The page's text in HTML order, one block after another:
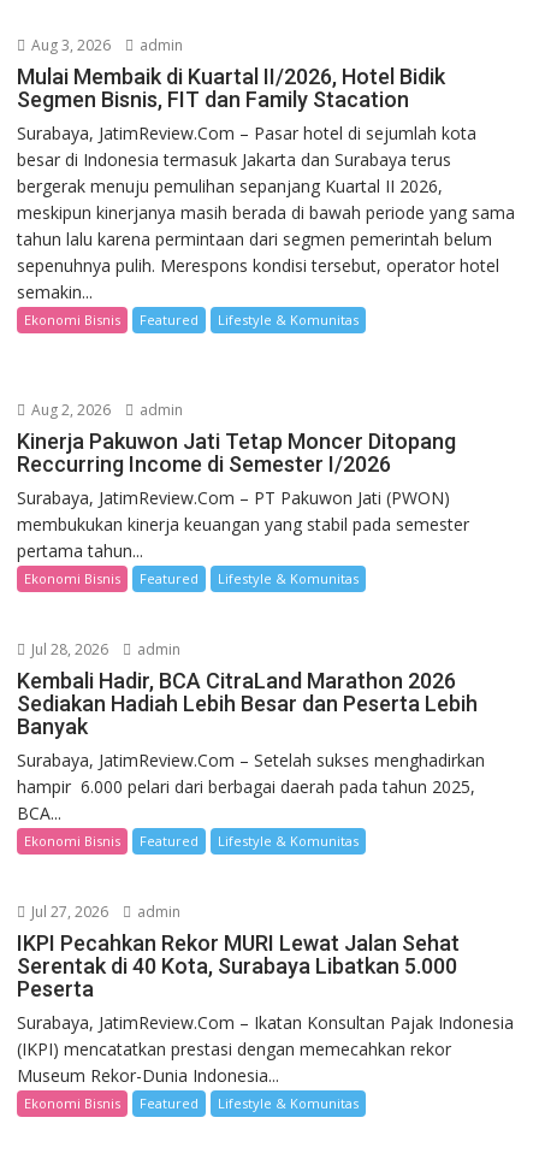
Aug 3, 2026 admin
Mulai Membaik di Kuartal II/2026, Hotel Bidik
Segmen Bisnis, FIT dan Family Stacation
Surabaya, JatimReview.Com – Pasar hotel di sejumlah kota
besar di Indonesia termasuk Jakarta dan Surabaya terus
bergerak menuju pemulihan sepanjang Kuartal II 2026,
meskipun kinerjanya masih berada di bawah periode yang sama
tahun lalu karena permintaan dari segmen pemerintah belum
sepenuhnya pulih. Merespons kondisi tersebut, operator hotel
semakin...
Ekonomi Bisnis Featured Lifestyle & Komunitas
Aug 2, 2026 admin
Kinerja Pakuwon Jati Tetap Moncer Ditopang
Reccurring Income di Semester I/2026
Surabaya, JatimReview.Com – PT Pakuwon Jati (PWON)
membukukan kinerja keuangan yang stabil pada semester
pertama tahun...
Ekonomi Bisnis Featured Lifestyle & Komunitas
Jul 28, 2026 admin
Kembali Hadir, BCA CitraLand Marathon 2026
Sediakan Hadiah Lebih Besar dan Peserta Lebih
Banyak
Surabaya, JatimReview.Com – Setelah sukses menghadirkan
hampir 6.000 pelari dari berbagai daerah pada tahun 2025,
BCA...
Ekonomi Bisnis Featured Lifestyle & Komunitas
Jul 27, 2026 admin
IKPI Pecahkan Rekor MURI Lewat Jalan Sehat
Serentak di 40 Kota, Surabaya Libatkan 5.000
Peserta
Surabaya, JatimReview.Com – Ikatan Konsultan Pajak Indonesia
(IKPI) mencatatkan prestasi dengan memecahkan rekor
Museum Rekor-Dunia Indonesia...
Ekonomi Bisnis Featured Lifestyle & Komunitas